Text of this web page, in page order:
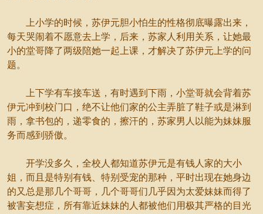
上小学的时候，苏伊元胆小怕生的性格彻底曝露出来，
每天哭闹着不愿意去上学，后来，苏家人利用关系，让她最
小的堂哥降了两级陪她一起上课，才解决了苏伊元上学的问
题。
上下学有车接车送，有时遇到下雨，小堂哥就会背着苏
伊元冲到校门口，绝不让他们家的公主弄脏了鞋子或是淋到
雨，拿书包的，递零食的，擦汗的，苏家男人以能为妹妹服
务而感到骄傲。
开学没多久，全校人都知道苏伊元是有钱人家的大小
姐，而且是特别有钱、特别受宠的那种，平时出现在她身边
的又总是那几个哥哥，几个哥哥们几乎因为太爱妹妹而得了
被害妄想症，所有靠近妹妹的人都被他们用极其严格的目光